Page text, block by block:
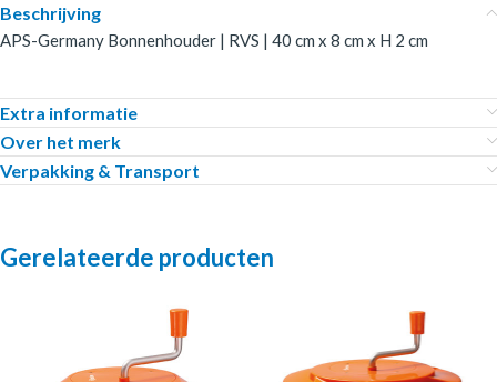
Beschrijving
APS-Germany Bonnenhouder | RVS | 40 cm x 8 cm x H 2 cm
Extra informatie
Over het merk
Verpakking & Transport
Gerelateerde producten